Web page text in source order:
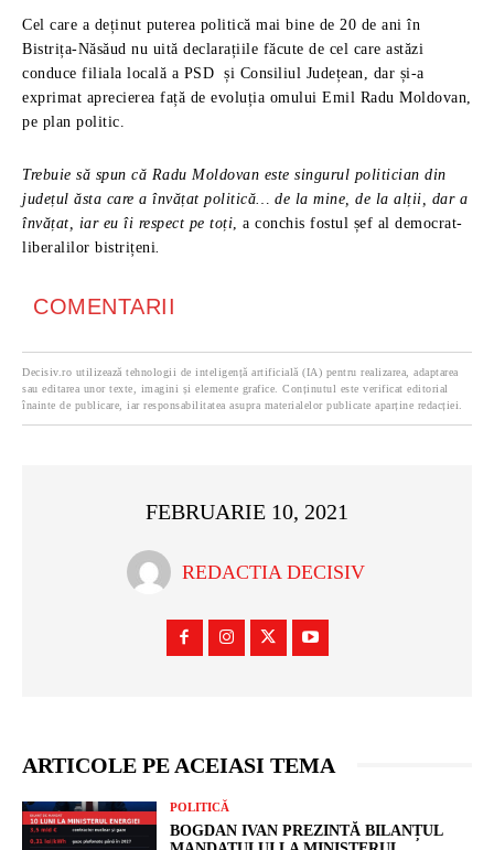
Cel care a deținut puterea politică mai bine de 20 de ani în
Bistrița-Năsăud nu uită declarațiile făcute de cel care astăzi
conduce filiala locală a PSD și Consiliul Județean, dar și-a
exprimat aprecierea față de evoluția omului Emil Radu Moldovan,
pe plan politic.
Trebuie să spun că Radu Moldovan este singurul politician din
județul ăsta care a învățat politică… de la mine, de la alții, dar a
învățat, iar eu îi respect pe toți , a conchis fostul șef al democrat-
liberalilor bistrițeni
COMENTARII
Decisiv.ro utilizează tehnologii de inteligență artificială (IA) pentru realizarea, adaptarea
sau editarea unor texte, imagini și elemente grafice. Conținutul este verificat editorial
înainte de publicare, iar responsabilitatea asupra materialelor publicate aparține redacției.
FEBRUARIE 10, 2021
REDACTIA DECISIV
ARTICOLE PE ACEIASI TEMA
POLITICĂ
BOGDAN IVAN PREZINTĂ BILANȚUL